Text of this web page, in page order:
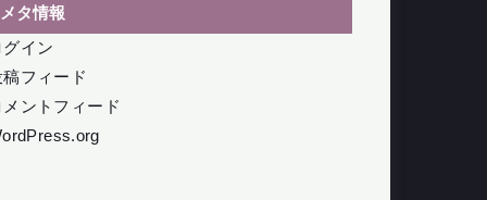
メタ情報
グイン
稿フィード
メントフィード